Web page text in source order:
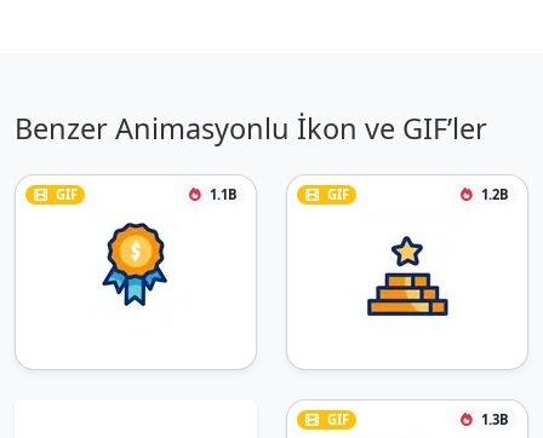
Benzer Animasyonlu İkon ve GIF’ler
GIF 1.1B GIF 1.2B
GIF 1.3B